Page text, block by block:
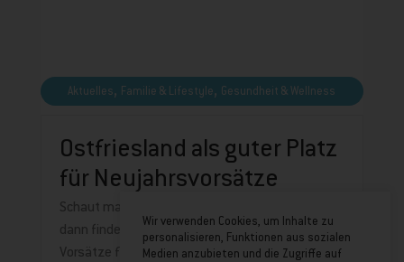
Aktuelles , Familie & Lifestyle , Gesundheit & Wellness
Ostfriesland als guter Platz
für Neujahrsvorsätze
Schaut man sich einschlägige Statistiken an,
dann findet man in den Tabellen für die guten
Vorsätze für dieses noch recht frische neue Jahr
Wir verwenden Cookies, um Inhalte zu
personalisieren, Funktionen aus sozialen
Medien anzubieten und die Zugriffe auf